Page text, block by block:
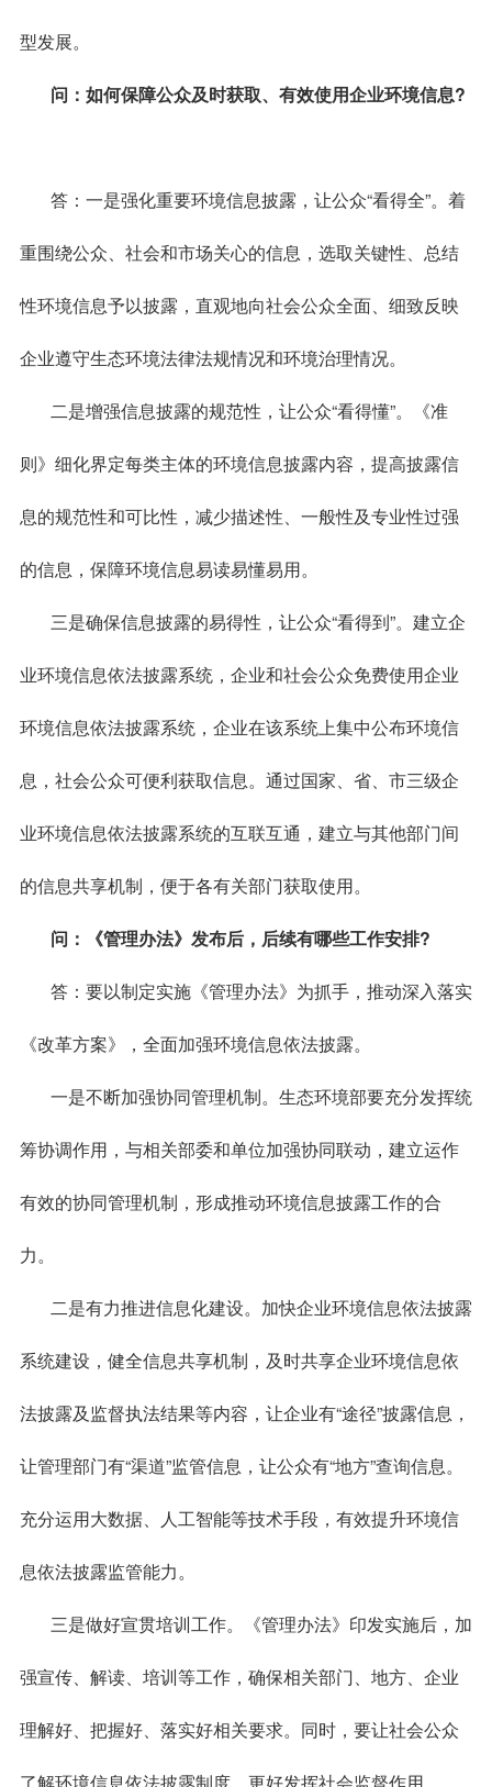
型发展。
问：如何保障公众及时获取、有效使用企业环境信息?
答：一是强化重要环境信息披露，让公众“看得全”。着
重围绕公众、社会和市场关心的信息，选取关键性、总结
性环境信息予以披露，直观地向社会公众全面、细致反映
企业遵守生态环境法律法规情况和环境治理情况。
二是增强信息披露的规范性，让公众“看得懂”。《准
则》细化界定每类主体的环境信息披露内容，提高披露信
息的规范性和可比性，减少描述性、一般性及专业性过强
的信息，保障环境信息易读易懂易用。
三是确保信息披露的易得性，让公众“看得到”。建立企
业环境信息依法披露系统，企业和社会公众免费使用企业
环境信息依法披露系统，企业在该系统上集中公布环境信
息，社会公众可便利获取信息。通过国家、省、市三级企
业环境信息依法披露系统的互联互通，建立与其他部门间
的信息共享机制，便于各有关部门获取使用。
问：《管理办法》发布后，后续有哪些工作安排?
答：要以制定实施《管理办法》为抓手，推动深入落实
《改革方案》，全面加强环境信息依法披露。
一是不断加强协同管理机制。生态环境部要充分发挥统
筹协调作用，与相关部委和单位加强协同联动，建立运作
有效的协同管理机制，形成推动环境信息披露工作的合
力。
二是有力推进信息化建设。加快企业环境信息依法披露
系统建设，健全信息共享机制，及时共享企业环境信息依
法披露及监督执法结果等内容，让企业有“途径”披露信息，
让管理部门有“渠道”监管信息，让公众有“地方”查询信息。
充分运用大数据、人工智能等技术手段，有效提升环境信
息依法披露监管能力。
三是做好宣贯培训工作。《管理办法》印发实施后，加
强宣传、解读、培训等工作，确保相关部门、地方、企业
理解好、把握好、落实好相关要求。同时，要让社会公众